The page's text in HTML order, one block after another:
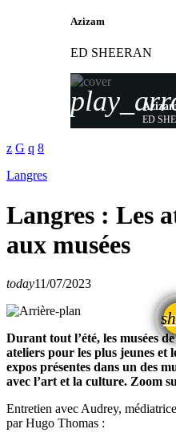
Azizam
ED SHEERAN
ED
Langres
Langres : Les
aux musées
today11/07/2023
Durant tout l’été, les musées
ateliers pour les plus jeunes et
expos présentes dans un des
avec l’art et la culture. Zoom
Entretien avec Audrey,
par Hugo Thomas :